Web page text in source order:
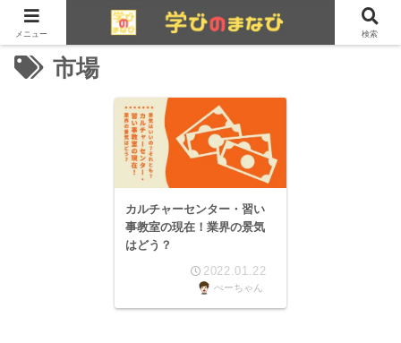
市場
カルチャーセンター・習い
事教室の現在！業界の景気
はどう？
2022.01.22
ぺーちゃん
メニュー 検索